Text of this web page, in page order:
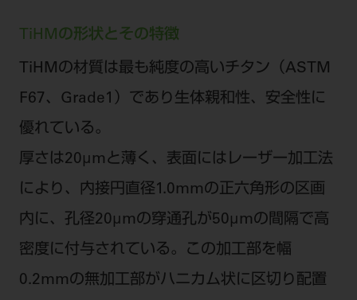
TiHMの形状とその特徴
TiHMの材質は最も純度の高いチタン（ASTM
F67、Grade1）であり生体親和性、安全性に
優れている。
厚さは20μmと薄く、表面にはレーザー加工法
により、内接円直径1.0mmの正六角形の区画
内に、孔径20μmの穿通孔が50μmの間隔で高
密度に付与されている。この加工部を幅
0.2mmの無加工部がハニカム状に区切り配置
特定商取引について
推奨環境 サイトマップ